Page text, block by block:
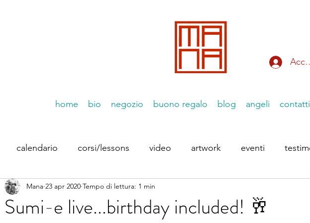
home bio negozio buono regalo blog angeli contatti
calendario corsi/lessons video artwork eventi
dal web Dirette Instagram le Essenziiali
Sumi-e live...birthday included! 🥂
Mana 23 apr 2020 Tempo di lettura: 1 min